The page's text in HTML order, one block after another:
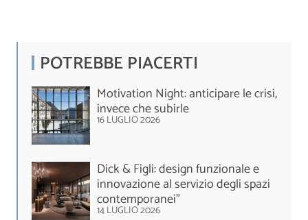
POTREBBE PIACERTI
Motivation Night: anticipare le crisi,
invece che subirle
16 LUGLIO 2026
Dick & Figli: design funzionale e
innovazione al servizio degli spazi
contemporanei”
14 LUGLIO 2026